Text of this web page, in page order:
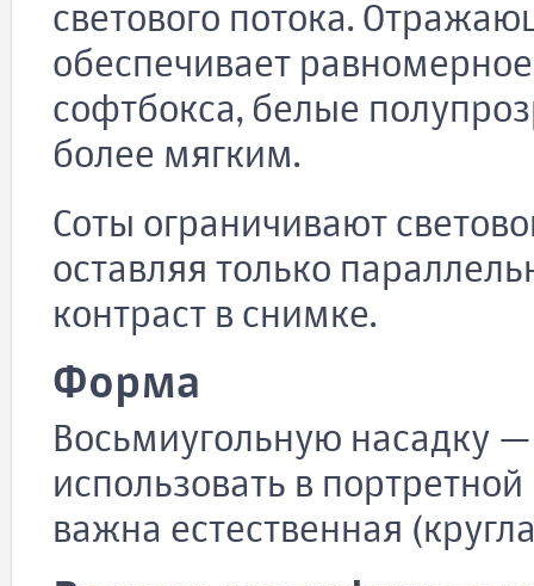
светового потока.
обеспечивает
софтбокса, белые
более мягким.
Соты ограничивают
оставляя только
контраст в снимке.
Форма
Восьмиугольную насадку
использовать в
важна естественная